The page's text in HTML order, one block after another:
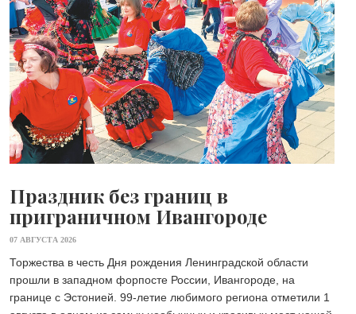
Праздник без границ в
приграничном Ивангороде
07 АВГУСТА 2026
Торжества в честь Дня рождения Ленинградской области
прошли в западном форпосте России, Ивангороде, на
границе с Эстонией. 99-летие любимого региона отметили 1